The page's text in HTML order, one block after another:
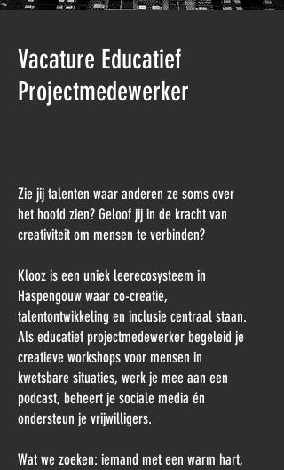
Vacature Educatief
Projectmedewerker
Zie jij talenten waar anderen ze soms over
het hoofd zien? Geloof jij in de kracht van
creativiteit om mensen te verbinden?
Klooz is een uniek leerecosysteem in
Haspengouw waar co-creatie,
talentontwikkeling en inclusie centraal staan.
Als educatief projectmedewerker begeleid je
creatieve workshops voor mensen in
kwetsbare situaties, werk je mee aan een
podcast, beheert je sociale media én
ondersteun je vrijwilligers.
Wat we zoeken: iemand met een warm hart,